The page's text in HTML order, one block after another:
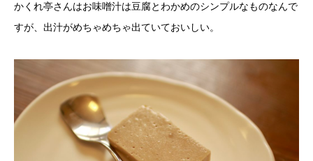
かくれ亭さんはお味噌汁は豆腐とわかめのシンプルなものなんで
すが、出汁がめちゃめちゃ出ていておいしい。